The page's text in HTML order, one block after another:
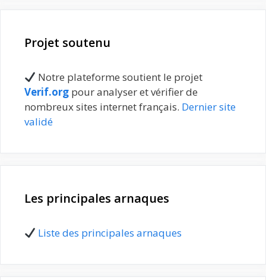
Projet soutenu
Notre plateforme soutient le projet
Verif.org pour analyser et vérifier de
nombreux sites internet français. Dernier site
validé
Les principales arnaques
Liste des principales arnaques